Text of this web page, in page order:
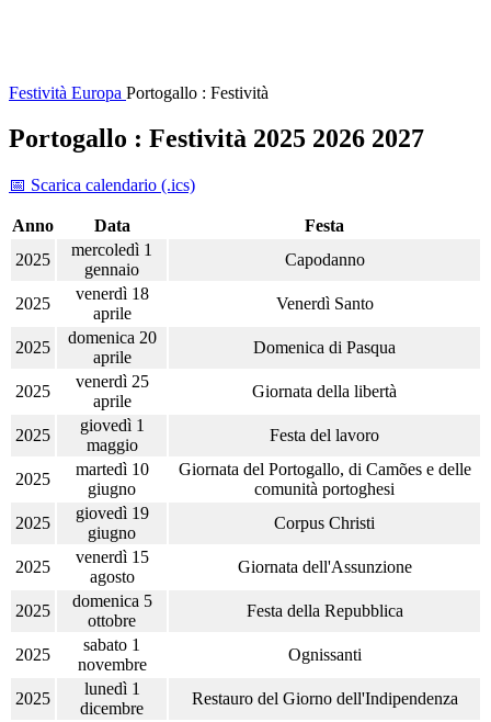
Festività Europa Portogallo : Festività
Portogallo : Festività 2025 2026 2027
📅 Scarica calendario (.ics)
Anno Data
Festa
2025
mercoledì 1
gennaio
Capodanno
2025
venerdì 18
aprile
Venerdì Santo
2025
domenica 20
aprile
Domenica di Pasqua
2025
venerdì 25
aprile
Giornata della libertà
2025
giovedì 1
maggio
Festa del lavoro
2025
martedì 10
giugno
Giornata del Portogallo, di Camões e delle
comunità portoghesi
2025
giovedì 19
giugno
Corpus Christi
2025
venerdì 15
agosto
Giornata dell'Assunzione
2025
domenica 5
ottobre
Festa della Repubblica
2025
sabato 1
novembre
Ognissanti
2025
lunedì 1
dicembre
Restauro del Giorno dell'Indipendenza